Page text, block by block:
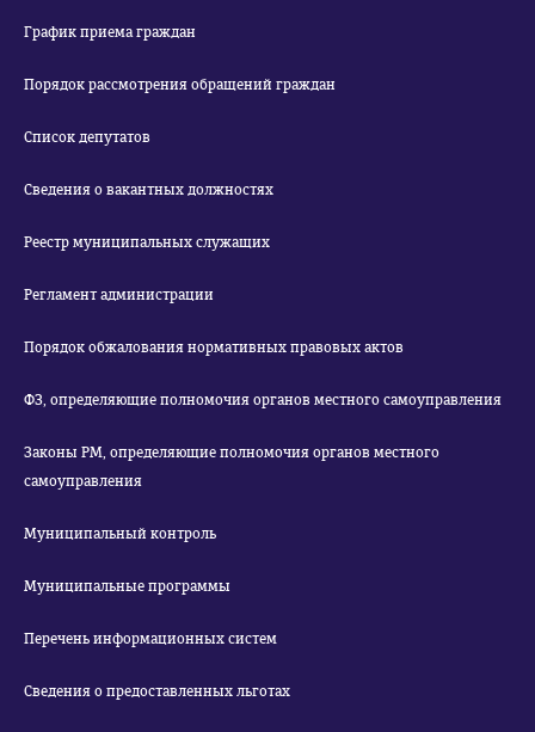
График приема граждан
Порядок рассмотрения обращений граждан
Список депутатов
Сведения о вакантных должностях
Реестр муниципальных служащих
Регламент администрации
Порядок обжалования нормативных правовых актов
ФЗ, определяющие полномочия органов местного самоуправления
Законы РМ, определяющие полномочия органов местного
самоуправления
Муниципальный контроль
Муниципальные программы
Перечень информационных систем
Сведения о предоставленных льготах